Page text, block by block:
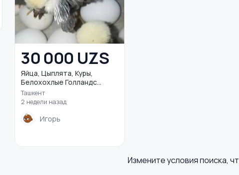
30 000 UZS
Яйца, Цыплята, Куры,
Белохохлые Голландс...
Ташкент
2 недели назад
Игорь
Измените условия поиска,